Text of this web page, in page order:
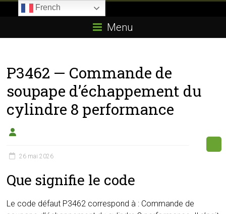
E85.com
passion
boîtier
éthanol
Menu
P3462 — Commande de
soupape d’échappement du
cylindre 8 performance
26 mai 2026
Que signifie le code
Le code défaut P3462 correspond à : Commande de
French